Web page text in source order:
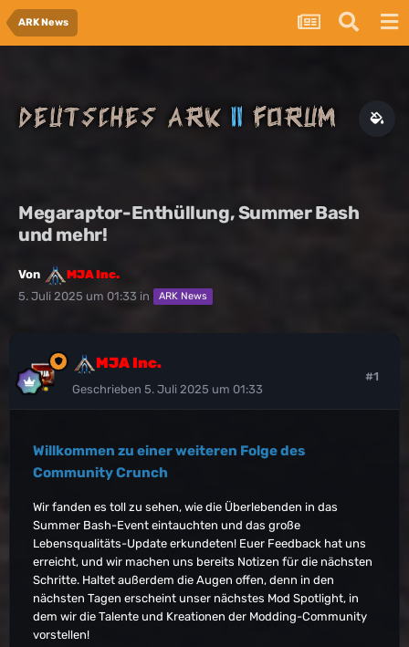
ARK News
Megaraptor-Enthüllung, Summer Bash
und mehr!
Von
MJA Inc.
5. Juli 2025 um 01:33 in ARK News
MJA Inc.
Geschrieben 5. Juli 2025 um 01:33
#1
Willkommen zu einer weiteren Folge des
Community Crunch
Wir fanden es toll zu sehen, wie die Überlebenden in das
Summer Bash-Event eintauchten und das große
Lebensqualitäts-Update erkundeten! Euer Feedback hat uns
erreicht, und wir machen uns bereits Notizen für die nächsten
Schritte. Haltet außerdem die Augen offen, denn in den
nächsten Tagen erscheint unser nächstes Mod Spotlight, in
dem wir die Talente und Kreationen der Modding-Community
vorstellen!